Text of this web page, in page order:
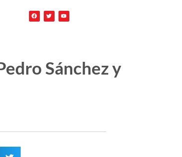
Sánchez y